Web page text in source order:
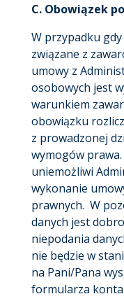
C. Obowiązek
W przypadku
związane z
umowy z
osobowych jest
warunkiem
obowiązku
z prowadzonej
wymogów
uniemożliwi
wykonanie
prawnych. W
danych jest
niepodania
nie będzie w
na Pani/Pana
formularza